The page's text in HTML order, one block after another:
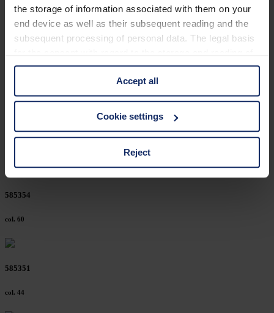
the storage of information associated with them on your
end device as well as their subsequent reading and the
subsequent processing of personal data. The legal basis
information is Art. 25 para. 1 TDDDG and with regard to
the processing of personal data Art. 6 para. 1 lit. a
GDPR. We also use cookies from third-party providers.
You can find a list of cookies under "Details". In these
third countries, in particular to the U.S.A.
clicking on the "Accept all" button or change your mind by
Policy and in the footer of our website).
Further information on the procedures used and your
Accept all
Cookie settings
Reject
585354
col. 60
585351
col. 44